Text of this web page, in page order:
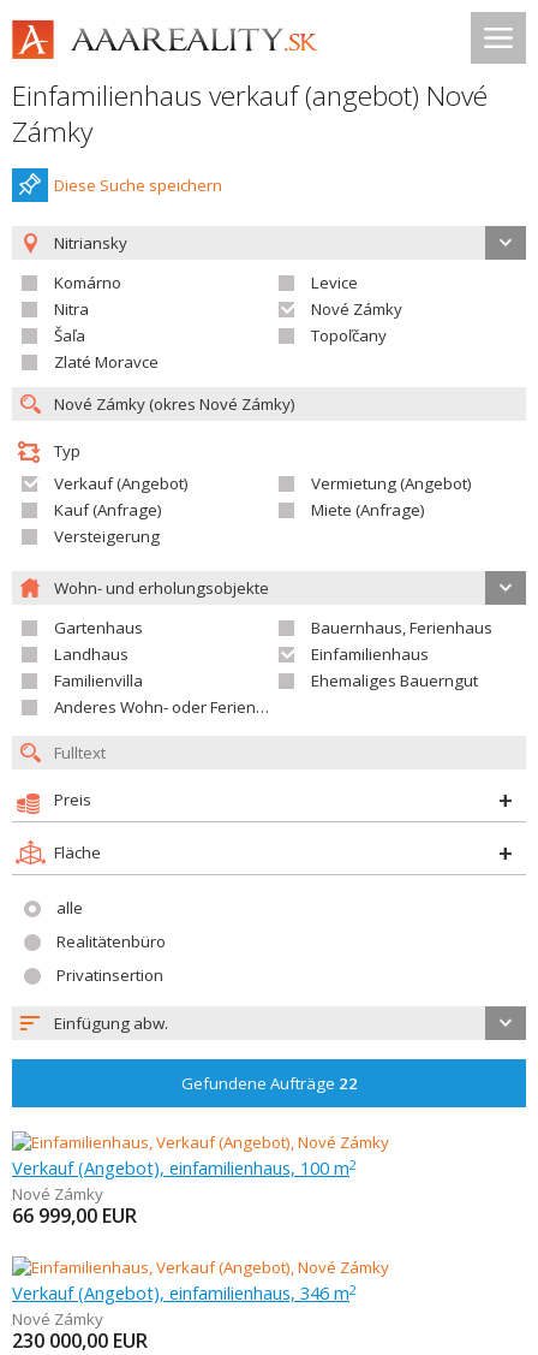
Einfamilienhaus verkauf (angebot) Nové
Zámky
Diese Suche speichern
Nitriansky
Komárno
Levice
Nitra
Nové Zámky
Šaľa
Topoľčany
Zlaté Moravce
Typ
Verkauf (Angebot)
Vermietung (Angebot)
Kauf (Anfrage)
Miete (Anfrage)
Versteigerung
Wohn- und erholungsobjekte
Gartenhaus
Bauernhaus, Ferienhaus
Landhaus
Einfamilienhaus
Familienvilla
Ehemaliges Bauerngut
Anderes Wohn- oder Ferienobjekt
Preis
Fläche
alle
Realitätenbüro
Privatinsertion
Einfügung abw.
Gefundene Aufträge 22
Verkauf (Angebot), einfamilienhaus, 100 m2
Nové Zámky
66 999,00 EUR
Verkauf (Angebot), einfamilienhaus, 346 m2
Nové Zámky
230 000,00 EUR